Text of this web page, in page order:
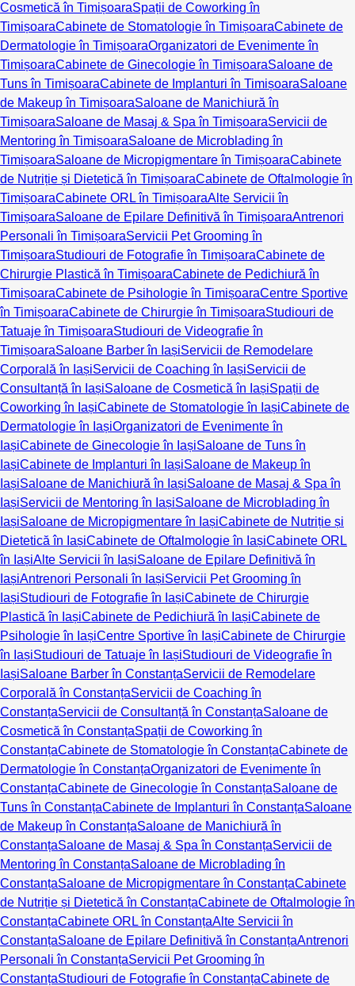
Cosmetică în TimișoaraSpații de Coworking în
TimișoaraCabinete de Stomatologie în TimișoaraCabinete de
Dermatologie în TimișoaraOrganizatori de Evenimente în
TimișoaraCabinete de Ginecologie în TimișoaraSaloane de
Tuns în TimișoaraCabinete de Implanturi în TimișoaraSaloane
de Makeup în TimișoaraSaloane de Manichiură în
TimișoaraSaloane de Masaj & Spa în TimișoaraServicii de
Mentoring în TimișoaraSaloane de Microblading în
TimișoaraSaloane de Micropigmentare în TimișoaraCabinete
de Nutriție și Dietetică în TimișoaraCabinete de Oftalmologie în
TimișoaraCabinete ORL în TimișoaraAlte Servicii în
TimișoaraSaloane de Epilare Definitivă în TimișoaraAntrenori
Personali în TimișoaraServicii Pet Grooming în
TimișoaraStudiouri de Fotografie în TimișoaraCabinete de
Chirurgie Plastică în TimișoaraCabinete de Pedichiură în
TimișoaraCabinete de Psihologie în TimișoaraCentre Sportive
în TimișoaraCabinete de Chirurgie în TimișoaraStudiouri de
Tatuaje în TimișoaraStudiouri de Videografie în
TimișoaraSaloane Barber în IașiServicii de Remodelare
Corporală în IașiServicii de Coaching în IașiServicii de
Consultanță în IașiSaloane de Cosmetică în IașiSpații de
Coworking în IașiCabinete de Stomatologie în IașiCabinete de
Dermatologie în IașiOrganizatori de Evenimente în
IașiCabinete de Ginecologie în IașiSaloane de Tuns în
IașiCabinete de Implanturi în IașiSaloane de Makeup în
IașiSaloane de Manichiură în IașiSaloane de Masaj & Spa în
IașiServicii de Mentoring în IașiSaloane de Microblading în
IașiSaloane de Micropigmentare în IașiCabinete de Nutriție și
Dietetică în IașiCabinete de Oftalmologie în IașiCabinete ORL
în IașiAlte Servicii în IașiSaloane de Epilare Definitivă în
IașiAntrenori Personali în IașiServicii Pet Grooming în
IașiStudiouri de Fotografie în IașiCabinete de Chirurgie
Plastică în IașiCabinete de Pedichiură în IașiCabinete de
Psihologie în IașiCentre Sportive în IașiCabinete de Chirurgie
în IașiStudiouri de Tatuaje în IașiStudiouri de Videografie în
IașiSaloane Barber în ConstanțaServicii de Remodelare
Corporală în ConstanțaServicii de Coaching în
ConstanțaServicii de Consultanță în ConstanțaSaloane de
Cosmetică în ConstanțaSpații de Coworking în
ConstanțaCabinete de Stomatologie în ConstanțaCabinete de
Dermatologie în ConstanțaOrganizatori de Evenimente în
ConstanțaCabinete de Ginecologie în ConstanțaSaloane de
Tuns în ConstanțaCabinete de Implanturi în ConstanțaSaloane
de Makeup în ConstanțaSaloane de Manichiură în
ConstanțaSaloane de Masaj & Spa în ConstanțaServicii de
Mentoring în ConstanțaSaloane de Microblading în
ConstanțaSaloane de Micropigmentare în ConstanțaCabinete
de Nutriție și Dietetică în ConstanțaCabinete de Oftalmologie în
ConstanțaCabinete ORL în ConstanțaAlte Servicii în
ConstanțaSaloane de Epilare Definitivă în ConstanțaAntrenori
Personali în ConstanțaServicii Pet Grooming în
ConstanțaStudiouri de Fotografie în ConstanțaCabinete de